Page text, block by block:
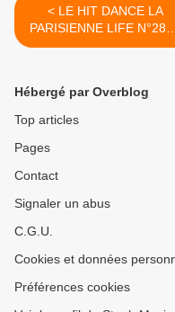
< LE HIT DANCE LA
PARISIENNE LIFE N°282 -
06 AOÛT 2021
Hébergé par Overblog
Top articles
Pages
Contact
Signaler un abus
C.G.U.
Cookies et données
Préférences cookies